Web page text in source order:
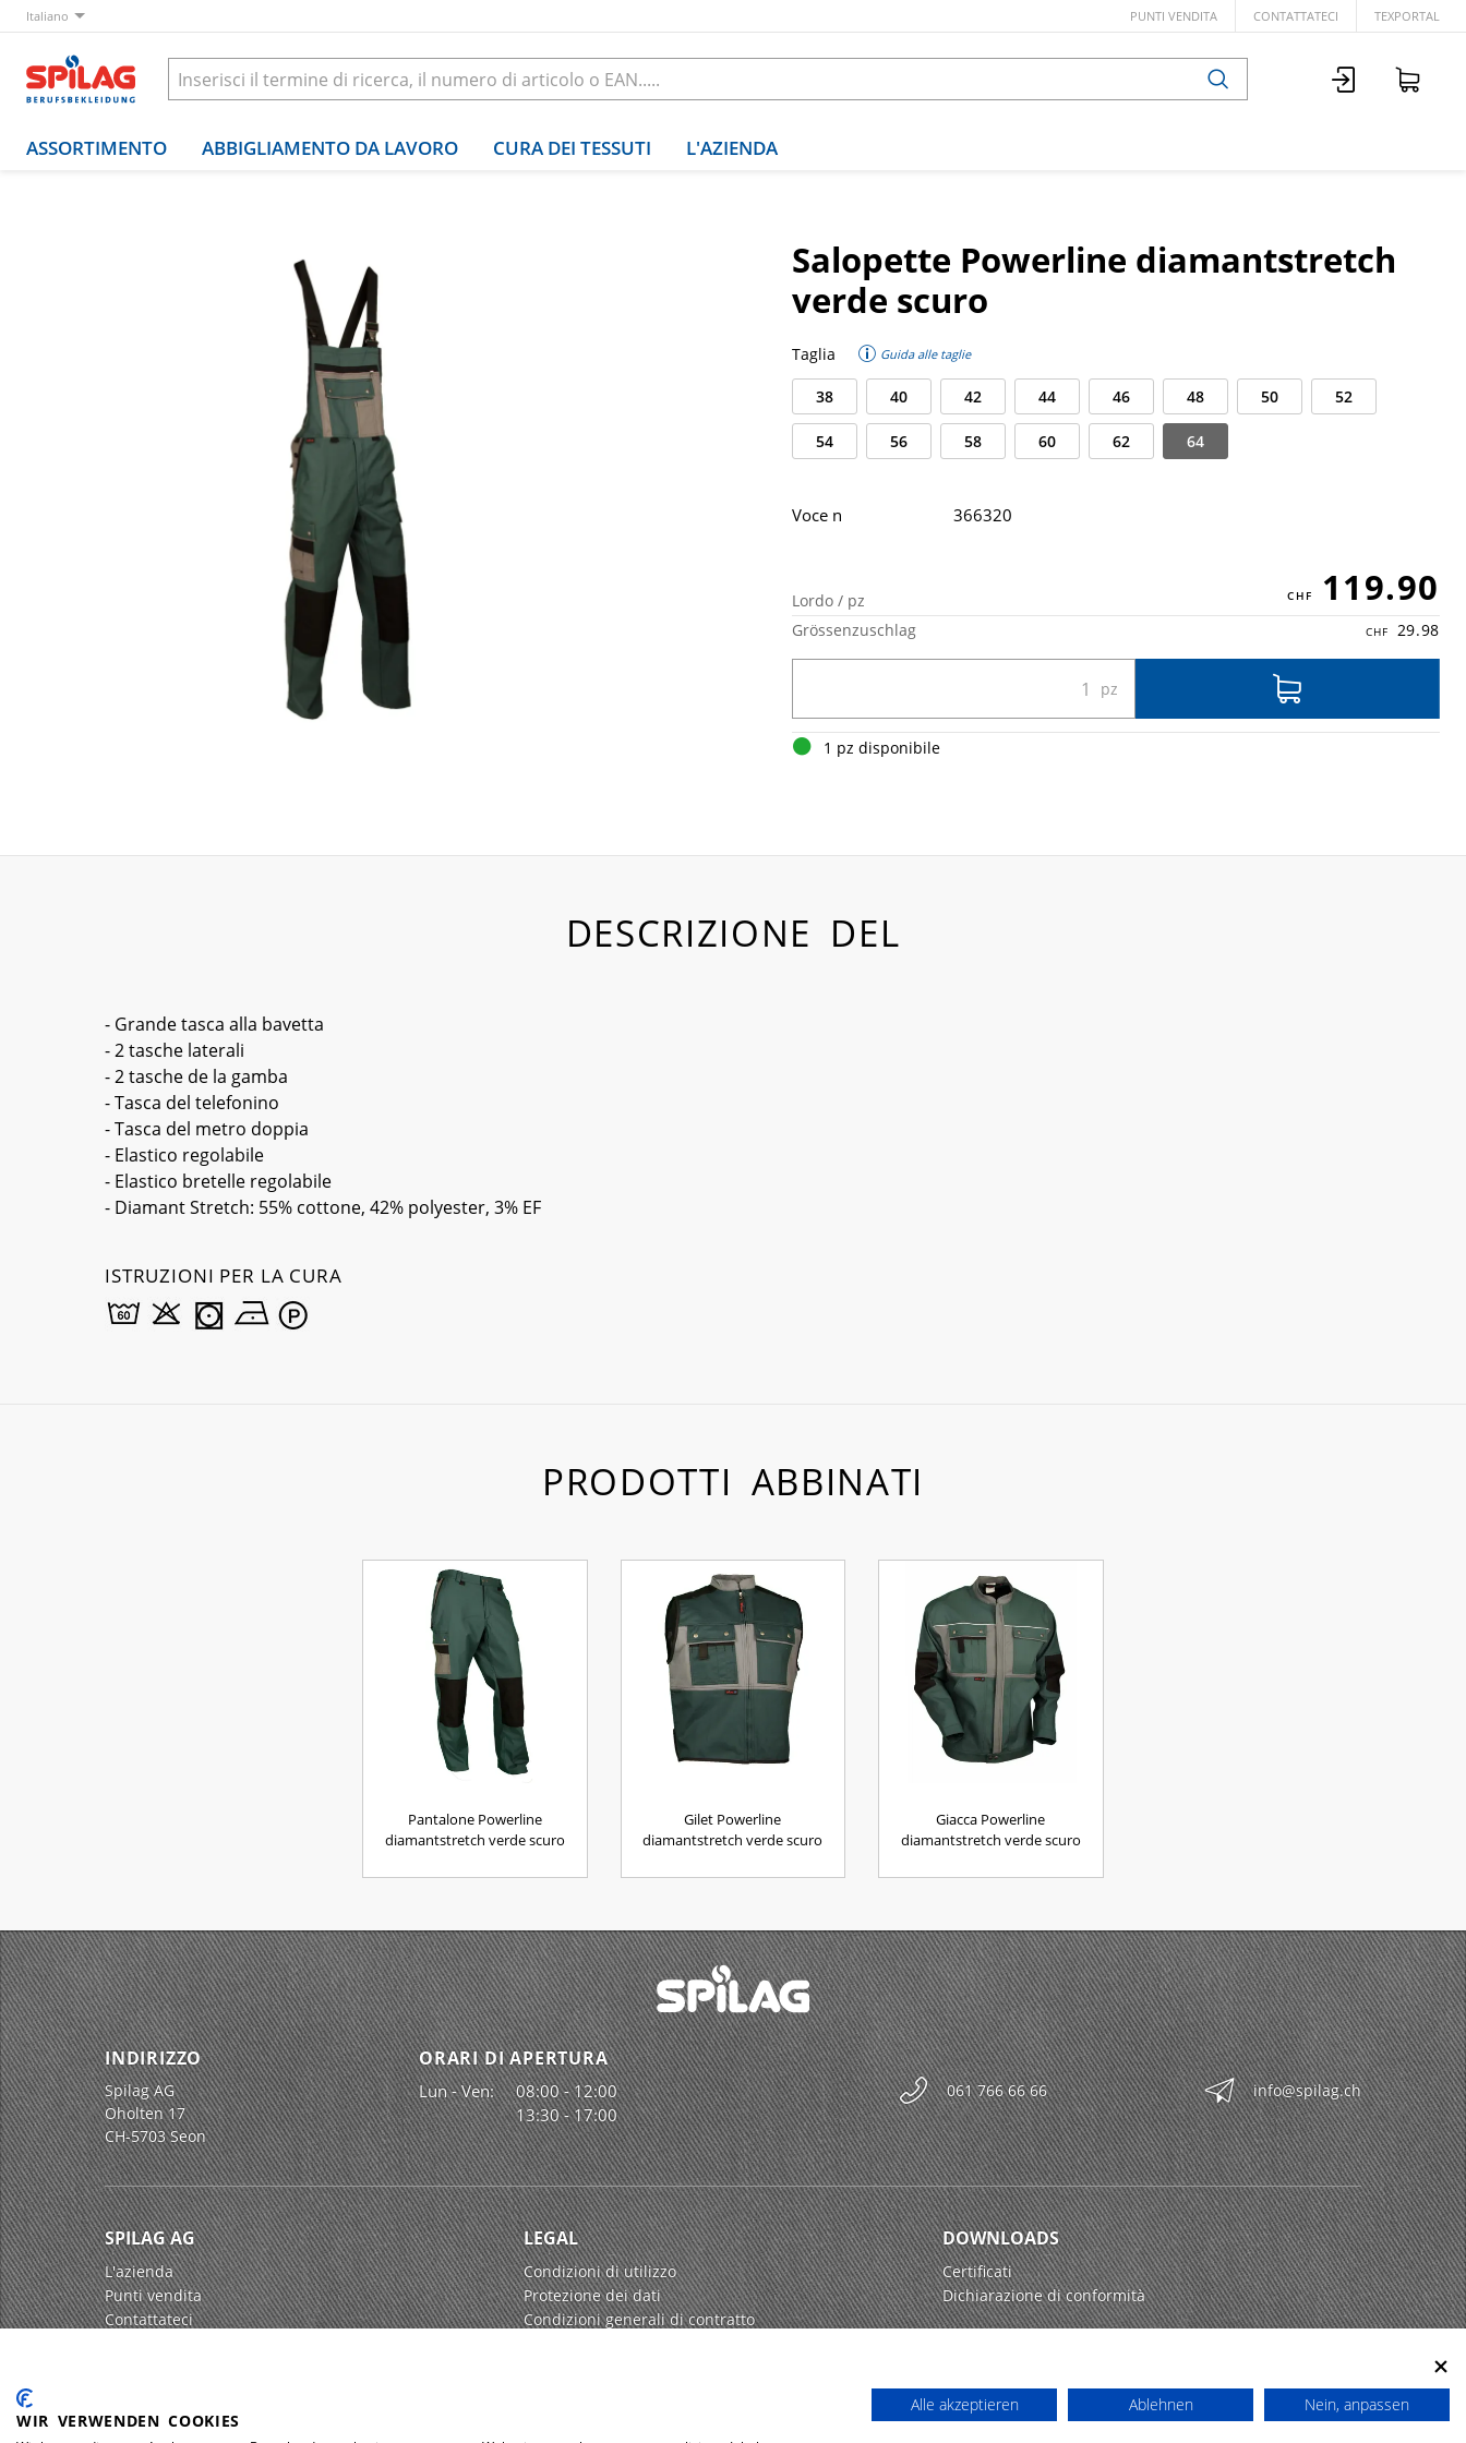
Italiano PUNTI VENDITA CONTATTATECI TEXPORTAL
ASSORTIMENTO ABBIGLIAMENTO DA LAVORO CURA DEI TESSUTI L'AZIENDA
Salopette Powerline diamantstretch
verde scuro
Taglia Guida alle taglie
38 40 42 44 46 48 50 52
54 56 58 60 62 64
Lordo / pz 119.90
Grössenzuschlag 29.98
1 pz disponibile
Voce n 366320
DESCRIZIONE DEL
- Grande tasca alla bavetta
- 2 tasche laterali
- 2 tasche de la gamba
- Tasca del telefonino
- Tasca del metro doppia
- Elastico regolabile
- Elastico bretelle regolabile
- Diamant Stretch: 55% cottone, 42% polyester, 3% EF
ISTRUZIONI PER LA CURA
PRODOTTI ABBINATI
Pantalone Powerline
diamantstretch verde scuro
Gilet Powerline
diamantstretch verde scuro
Giacca Powerline
diamantstretch verde scuro
INDIRIZZO
Spilag AG
Oholten 17
CH-5703 Seon
ORARI DI APERTURA
Lun - Ven:
08:00 - 12:00
13:30 - 17:00
061 766 66 66 info@spilag.ch
SPILAG AG
L'azienda
Punti vendita
Contattateci
LEGAL
Condizioni di utilizzo
Protezione dei dati
Condizioni generali di contratto
DOWNLOADS
Certificati
Dichiarazione di conformità
Impressum Protezione dei dati
WIR VERWENDEN COOKIES
Alle akzeptieren Ablehnen Nein, anpassen